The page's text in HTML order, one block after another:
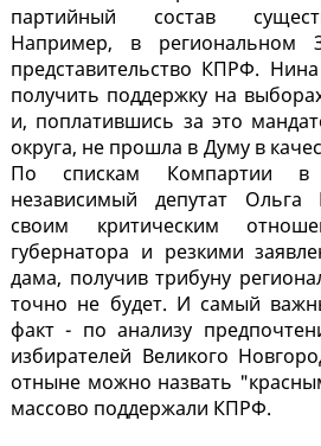
партийный состав
Например, в региональном
представительство КПРФ.
получить поддержку на
и, поплатившись за это
округа, не прошла в Думу в
По спискам Компартии
независимый депутат Ольга
своим критическим
губернатора и резкими
дама, получив трибуну
точно не будет. И самый
факт - по анализу
избирателей Великого
отныне можно назвать
массово поддержали КПРФ.